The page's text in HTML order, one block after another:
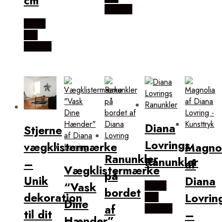
Stjerne
vægklistermærke
–
Unik
dekoration
til dit
Vægklistermærke
“Vask
Dine
Ranunkler
på
bordet
af
Diana
Lovrings
Ranunkler
af
Diana
–